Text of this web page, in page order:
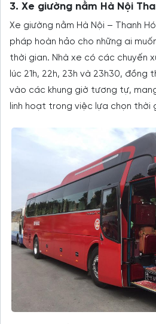
3. Xe giường nằm Hà Nội
Xe giường nằm Hà Nội – Thanh
pháp hoàn hảo cho những ai
thời gian. Nhà xe có các chuyến
lúc 21h, 22h, 23h và 23h30, đồng
vào các khung giờ tương tự,
linh hoạt trong việc lựa chọn thời